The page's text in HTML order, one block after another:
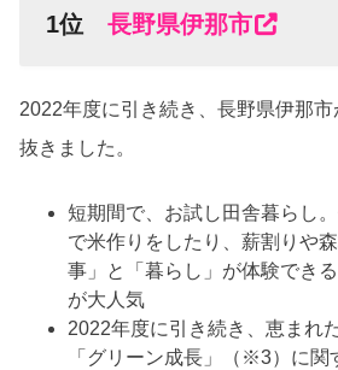
1位 長野県伊那市
2022年度に引き続き、長野県伊那市
抜きました。
短期間で、お試し田舎暮らし
で米作りをしたり、薪割りや
事」と「暮らし」が体験でき
が大人気
2022年度に引き続き、恵まれ
「グリーン成長」（※3）に関